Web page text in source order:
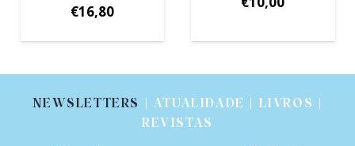
NEWSLETTERS
| ATUALIDADE | LIVROS |
REVISTAS